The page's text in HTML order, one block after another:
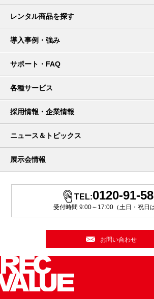
レンタル商品を探す
導入事例・強み
サポート・FAQ
各種サービス
採用情報・企業情報
ニュース＆トピックス
展示会情報
TEL:0120-91-
受付時間 9:00～17:00（土日・祝日
お問い合わせ